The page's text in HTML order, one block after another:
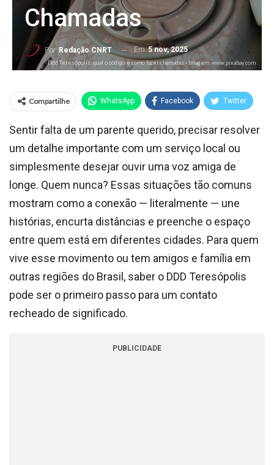
Chamadas
Por Redação CNRT Em5 nov, 2025
Ddd Teresópolis: qual o código e como fazer chamadas - Imagem: www.pixabay.com
Compartilhe WhatsApp Facebook Twitter
Sentir falta de um parente querido, precisar resolver
um detalhe importante com um serviço local ou
simplesmente desejar ouvir uma voz amiga de
longe. Quem nunca? Essas situações tão comuns
mostram como a conexão — literalmente — une
histórias, encurta distâncias e preenche o espaço
entre quem está em diferentes cidades. Para quem
vive esse movimento ou tem amigos e família em
outras regiões do Brasil, saber o DDD Teresópolis
pode ser o primeiro passo para um contato
recheado de significado.
PUBLICIDADE